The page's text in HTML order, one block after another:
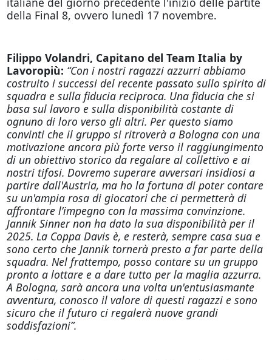
della Final 8, ovvero lunedì 17 novembre.
Filippo Volandri, Capitano del Team Italia by
Lavoropiù: “Con i nostri ragazzi azzurri abbiamo
costruito i successi del recente passato sullo spirito di
squadra e sulla fiducia reciproca. Una fiducia che si
basa sul lavoro e sulla disponibilità costante di
ognuno di loro verso gli altri. Per questo siamo
convinti che il gruppo si ritroverà a Bologna con una
motivazione ancora più forte verso il raggiungimento
di un obiettivo storico da regalare al collettivo e ai
nostri tifosi. Dovremo superare avversari insidiosi a
partire dall'Austria, ma ho la fortuna di poter contare
su un'ampia rosa di giocatori che ci permetterà di
affrontare l’impegno con la massima convinzione.
Jannik Sinner non ha dato la sua disponibilità per il
2025. La Coppa Davis è, e resterà, sempre casa sua e
sono certo che Jannik tornerà presto a far parte della
squadra. Nel frattempo, posso contare su un gruppo
pronto a lottare e a dare tutto per la maglia azzurra.
A Bologna, sarà ancora una volta un'entusiasmante
avventura, conosco il valore di questi ragazzi e sono
sicuro che il futuro ci regalerà nuove grandi
soddisfazioni”.